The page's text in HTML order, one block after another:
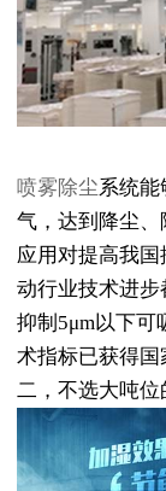
喷雾除尘系统能
气，达到降尘
应用对提高我
动行业技术进
抑制5μm以下可
术指标已获得国
二，不选大吨位